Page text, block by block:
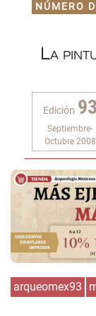
NÚMERO
La
Edición 93
Septiembre-
Octubre 2008
arqueomex93